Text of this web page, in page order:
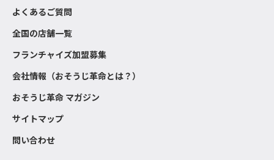
よくあるご質問
全国の店舗一覧
フランチャイズ加盟募集
会社情報（おそうじ革命とは？）
おそうじ革命 マガジン
サイトマップ
問い合わせ